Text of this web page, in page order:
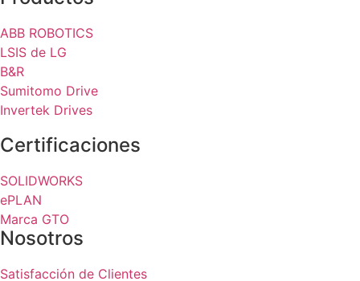
ABB ROBOTICS
LSIS de LG
B&R
Sumitomo Drive
Invertek Drives
Certificaciones
SOLIDWORKS
ePLAN
Marca GTO
Nosotros
Satisfacción de Clientes